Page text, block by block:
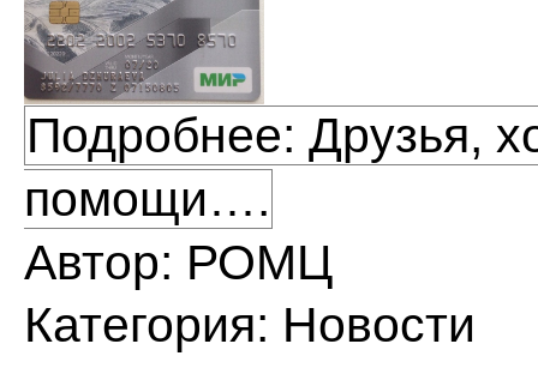
Подробнее: Друзья,
помощи….
Автор: РОМЦ
Категория: Новости